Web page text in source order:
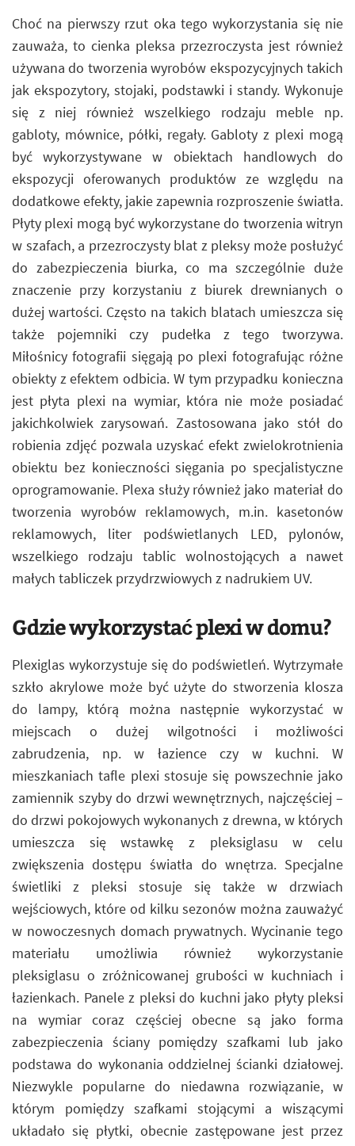
Choć na pierwszy rzut oka tego wykorzystania się nie
zauważa, to cienka pleksa przezroczysta jest również
używana do tworzenia wyrobów ekspozycyjnych takich
jak ekspozytory, stojaki, podstawki i standy. Wykonuje
się z niej również wszelkiego rodzaju meble np.
gabloty, mównice, półki, regały. Gabloty z plexi mogą
być wykorzystywane w obiektach handlowych do
ekspozycji oferowanych produktów ze względu na
dodatkowe efekty, jakie zapewnia rozproszenie światła.
Płyty plexi mogą być wykorzystane do tworzenia witryn
w szafach, a przezroczysty blat z pleksy może posłużyć
do zabezpieczenia biurka, co ma szczególnie duże
znaczenie przy korzystaniu z biurek drewnianych o
dużej wartości. Często na takich blatach umieszcza się
także pojemniki czy pudełka z tego tworzywa.
Miłośnicy fotografii sięgają po plexi fotografując różne
obiekty z efektem odbicia. W tym przypadku konieczna
jest płyta plexi na wymiar, która nie może posiadać
jakichkolwiek zarysowań. Zastosowana jako stół do
robienia zdjęć pozwala uzyskać efekt zwielokrotnienia
obiektu bez konieczności sięgania po specjalistyczne
oprogramowanie. Plexa służy również jako materiał do
tworzenia wyrobów reklamowych, m.in. kasetonów
reklamowych, liter podświetlanych LED, pylonów,
wszelkiego rodzaju tablic wolnostojących a nawet
małych tabliczek przydrzwiowych z nadrukiem UV.
Gdzie wykorzystać plexi w domu?
Plexiglas wykorzystuje się do podświetleń. Wytrzymałe
szkło akrylowe może być użyte do stworzenia klosza
do lampy, którą można następnie wykorzystać w
miejscach o dużej wilgotności i możliwości
zabrudzenia, np. w łazience czy w kuchni. W
mieszkaniach tafle plexi stosuje się powszechnie jako
zamiennik szyby do drzwi wewnętrznych, najczęściej –
do drzwi pokojowych wykonanych z drewna, w których
umieszcza się wstawkę z pleksiglasu w celu
zwiększenia dostępu światła do wnętrza. Specjalne
świetliki z pleksi stosuje się także w drzwiach
wejściowych, które od kilku sezonów można zauważyć
w nowoczesnych domach prywatnych. Wycinanie tego
materiału umożliwia również wykorzystanie
pleksiglasu o zróżnicowanej grubości w kuchniach i
łazienkach. Panele z pleksi do kuchni jako płyty pleksi
na wymiar coraz częściej obecne są jako forma
zabezpieczenia ściany pomiędzy szafkami lub jako
podstawa do wykonania oddzielnej ścianki działowej.
Niezwykle popularne do niedawna rozwiązanie, w
którym pomiędzy szafkami stojącymi a wiszącymi
układało się płytki, obecnie zastępowane jest przez